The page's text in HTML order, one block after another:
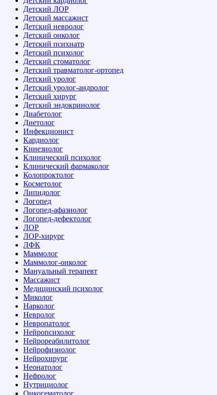
Детский ЛОР
Детский массажист
Детский невролог
Детский онколог
Детский психиатр
Детский психолог
Детский стоматолог
Детский травматолог-ортопед
Детский уролог
Детский уролог-андролог
Детский хирург
Детский эндокринолог
Диабетолог
Диетолог
Инфекционист
Кардиолог
Кинезиолог
Клинический психолог
Клинический фармаколог
Колопроктолог
Косметолог
Липидолог
Логопед
Логопед-афазиолог
Логопед-дефектолог
ЛОР
ЛОР-хирург
ЛФК
Маммолог
Маммолог-онколог
Мануальный терапевт
Массажист
Медицинский психолог
Миколог
Нарколог
Невролог
Невропатолог
Нейропсихолог
Нейрореабилитолог
Нейрофизиолог
Нейрохирург
Неонатолог
Нефролог
Нутрициолог
Онкогематолог